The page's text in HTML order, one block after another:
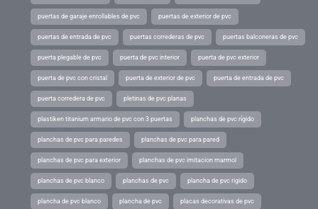
puertas de garaje enrollables de pvc puertas de exterior de pvc
puertas de entrada de pvc puertas correderas de pvc puertas balconeras de pvc
puerta plegable de pvc puerta de pvc interior puerta de pvc exterior
puerta de pvc con cristal puerta de exterior de pvc puerta de entrada de pvc
puerta corredera de pvc pletinas de pvc planas
plastiken titanium armario de pvc con 3 puertas planchas de pvc rígido
planchas de pvc para paredes planchas de pvc para pared
planchas de pvc para exterior planchas de pvc imitacion marmol
planchas de pvc blanco planchas de pvc plancha de pvc rigido
plancha de pvc blanco plancha de pvc placas decorativas de pvc